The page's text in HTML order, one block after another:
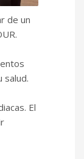
de un
salud.
El